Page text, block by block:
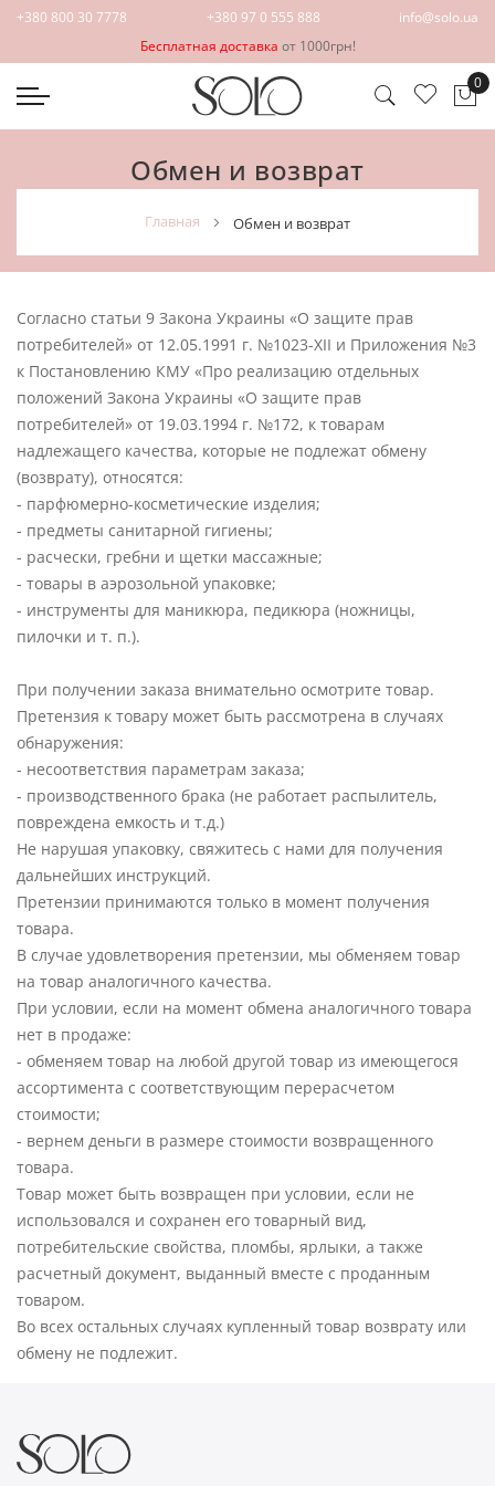
+380 800 30 7778 +380 97 0 555 888
info@solo.ua
Бесплатная доставка от 1000грн!
0
Обмен и возврат
главная обмен и возврат
Согласно статьи 9 Закона Украины «О защите прав
потребителей» от 12.05.1991 г. №1023-ХІІ и Приложения №3
к Постановлению КМУ «Про реализацию отдельных
положений Закона Украины «О защите прав
потребителей» от 19.03.1994 г. №172, к товарам
надлежащего качества, которые не подлежат обмену
(возврату), относятся:
- парфюмерно-косметические изделия;
- предметы санитарной гигиены;
- расчески, гребни и щетки массажные;
- товары в аэрозольной упаковке;
- инструменты для маникюра, педикюра (ножницы,
пилочки и т. п.).
При получении заказа внимательно осмотрите товар.
Претензия к товару может быть рассмотрена в случаях
обнаружения:
- несоответствия параметрам заказа;
- производственного брака (не работает распылитель,
повреждена емкость и т.д.)
Не нарушая упаковку, свяжитесь с нами для получения
дальнейших инструкций.
Претензии принимаются только в момент получения
товара.
В случае удовлетворения претензии, мы обменяем товар
на товар аналогичного качества.
При условии, если на момент обмена аналогичного товара
нет в продаже:
- обменяем товар на любой другой товар из имеющегося
ассортимента с соответствующим перерасчетом
стоимости;
- вернем деньги в размере стоимости возвращенного
товара.
Товар может быть возвращен при условии, если не
использовался и сохранен его товарный вид,
потребительские свойства, пломбы, ярлыки, а также
расчетный документ, выданный вместе с проданным
товаром.
Во всех остальных случаях купленный товар возврату или
обмену не подлежит.